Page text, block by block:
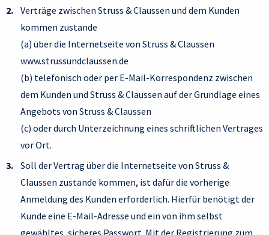
Verträge zwischen Struss & Claussen und dem Kunden
kommen zustande
(a) über die Internetseite von Struss & Claussen
www.strussundclaussen.de
(b) telefonisch oder per E-Mail-Korrespondenz zwischen
dem Kunden und Struss & Claussen auf der Grundlage eines
Angebots von Struss & Claussen
(c) oder durch Unterzeichnung eines schriftlichen Vertrages
vor Ort.
Soll der Vertrag über die Internetseite von Struss &
Claussen zustande kommen, ist dafür die vorherige
Anmeldung des Kunden erforderlich. Hierfür benötigt der
Kunde eine E-Mail-Adresse und ein von ihm selbst
gewähltes, sicheres Passwort. Mit der Registrierung zum